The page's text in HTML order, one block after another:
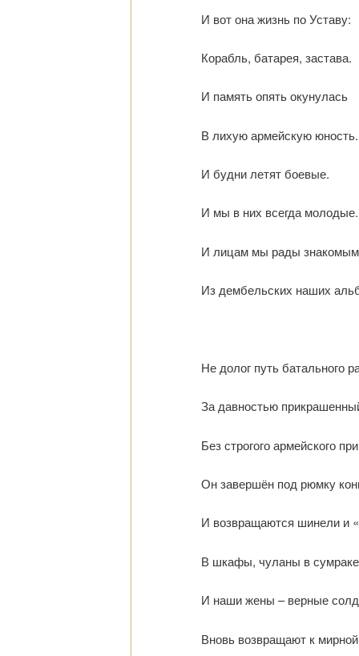
И вот она жизнь по Уставу:
Корабль, батарея, застава.
И память опять окунулась
В лихую армейскую юность.
И будни летят боевые.
И мы в них всегда молодые.
И лицам мы рады знакомым
Из дембельских наших
Не долог путь батального
За давностью
Без строгого армейского
Он завершён под рюмку
И возвращаются шинели и
В шкафы, чуланы в
И наши жены – верные
Вновь возвращают к